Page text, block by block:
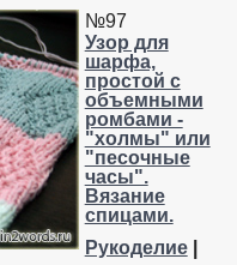
№97
Узор для
шарфа,
простой с
объемными
ромбами -
"холмы" или
"песочные
часы".
Вязание
спицами.
Рукоделие|